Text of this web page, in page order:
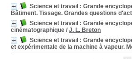
Science et travail : Grande
Bâtiment. Tissage. Grandes questions
Science et travail : Grande
cinématographique / J. L. Breton
Science et travail : Grande
et expérimentale de la machine à vapeur.